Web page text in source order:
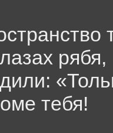
рябя,
тебя!